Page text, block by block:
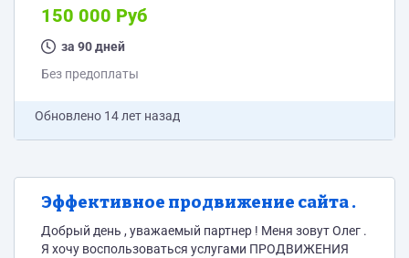
сделки . На данный момент готов отдавать до 30% с
каждого клиента . Стоимость...
150 000 Руб
за 90 дней
Без предоплаты
Обновлено 14 лет назад
Эффективное продвижение сайта .
Добрый день , уважаемый партнер ! Меня зовут Олег .
Я хочу воспользоваться услугами ПРОДВИЖЕНИЯ